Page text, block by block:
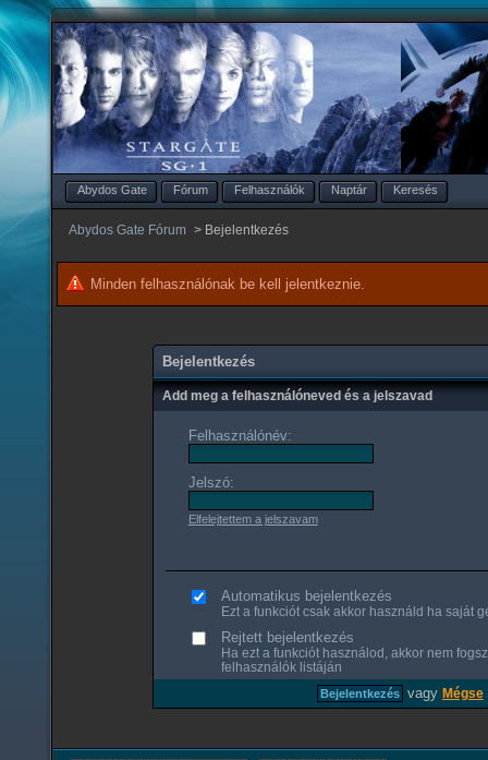
Abydos Gate Fórum Felhasználók Naptár Keresés
Abydos Gate Fórum > Bejelentkezés
Minden felhasználónak be kell jelentkeznie.
Bejelentkezés
Add meg a felhasználóneved és a jelszavad
Felhasználónév:
Jelszó:
Elfelejtettem a jelszavam
Automatikus bejelentkezés
Ezt a funkciót csak akkor használd ha saját
Rejtett bejelentkezés
Ha ezt a funkciót használod, akkor nem
felhasználók listáján
vagy Mégse